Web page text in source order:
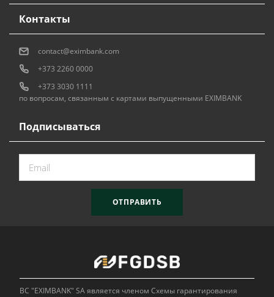
Подписываться
ОТПРАВИТЬ
Контакты
contact@eximbank.com
+373 2260 0000
+373 3030 1111
по вопросам, связанным с картами выпущенными EXIMBANK
BC "EXIMBANK" SA является членом Схемы гарантирования